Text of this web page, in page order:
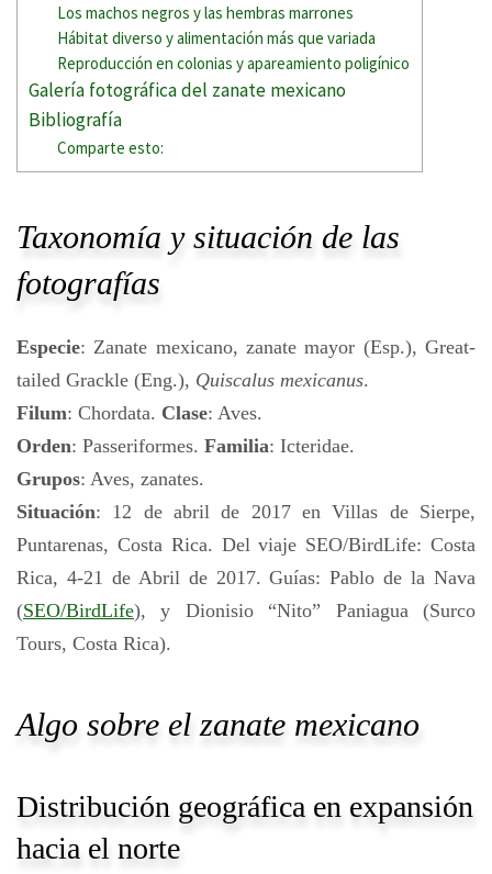
Los machos negros y las hembras marrones
Hábitat diverso y alimentación más que variada
Reproducción en colonias y apareamiento poligínico
Galería fotográfica del zanate mexicano
Bibliografía
Comparte esto:
Taxonomía y situación de las
fotografías
Especie: Zanate mexicano, zanate mayor (Esp.), Great-
tailed Grackle (Eng.), Quiscalus mexicanus.
Filum: Chordata. Clase: Aves.
Orden: Passeriformes. Familia: Icteridae.
Grupos: Aves, zanates.
Situación: 12 de abril de 2017 en Villas de Sierpe,
Puntarenas, Costa Rica. Del viaje SEO/BirdLife: Costa
Rica, 4-21 de Abril de 2017. Guías: Pablo de la Nava
(SEO/BirdLife), y Dionisio “Nito” Paniagua (Surco
Tours, Costa Rica).
Algo sobre el zanate mexicano
Distribución geográfica en expansión
hacia el norte